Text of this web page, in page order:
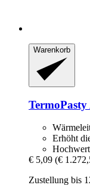
Warenkorb
TermoPasty
Erhöht
€ 5,09 (€
Zustellung bis